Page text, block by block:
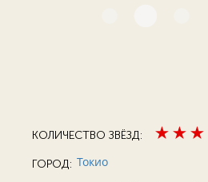
КОЛИЧЕСТВО ЗВЁЗД:
ГОРОД: Токио